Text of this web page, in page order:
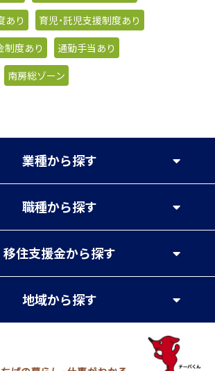
あり
育児・託児支援制度あり
制度あり
通勤手当あり
南房総ゾーン
業種から探す
職種から探す
移住支援金から探す
地域から探す